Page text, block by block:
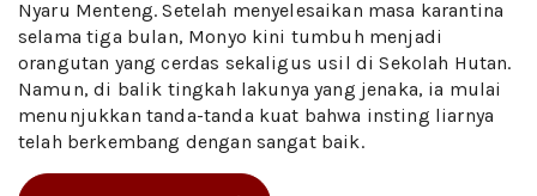
Nyaru Menteng. Setelah menyelesaikan masa karantina
selama tiga bulan, Monyo kini tumbuh menjadi
orangutan yang cerdas sekaligus usil di Sekolah Hutan.
Namun, di balik tingkah lakunya yang jenaka, ia mulai
menunjukkan tanda-tanda kuat bahwa insting liarnya
telah berkembang dengan sangat baik.